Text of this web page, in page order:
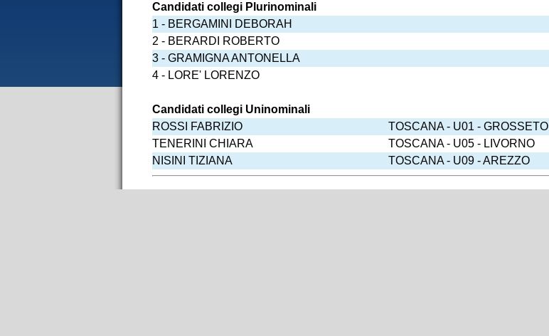
Candidati collegi Plurinominali
1 - BERGAMINI DEBORAH
2 - BERARDI ROBERTO
3 - GRAMIGNA ANTONELLA
4 - LORE' LORENZO
Candidati collegi Uninominali
ROSSI FABRIZIO
TOSCANA - U01 - GROSSETO
TENERINI CHIARA
TOSCANA - U05 - LIVORNO
NISINI TIZIANA
TOSCANA - U09 - AREZZO